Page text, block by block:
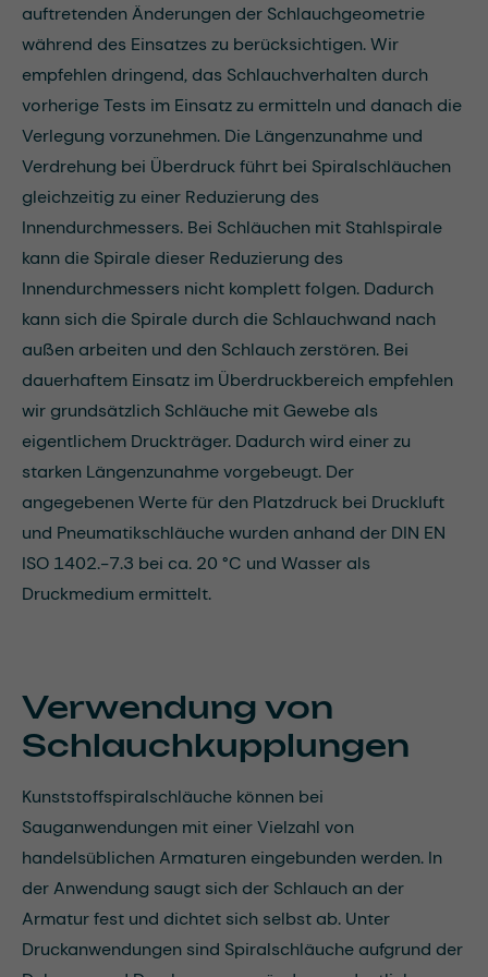
auftretenden Änderungen der Schlauchgeometrie
während des Einsatzes zu berücksichtigen. Wir
empfehlen dringend, das Schlauchverhalten durch
vorherige Tests im Einsatz zu ermitteln und danach die
Verlegung vorzunehmen. Die Längenzunahme und
Verdrehung bei Überdruck führt bei Spiralschläuchen
gleichzeitig zu einer Reduzierung des
Innendurchmessers. Bei Schläuchen mit Stahlspirale
kann die Spirale dieser Reduzierung des
Innendurchmessers nicht komplett folgen. Dadurch
kann sich die Spirale durch die Schlauchwand nach
außen arbeiten und den Schlauch zerstören. Bei
dauerhaftem Einsatz im Überdruckbereich empfehlen
wir grundsätzlich Schläuche mit Gewebe als
eigentlichem Druckträger. Dadurch wird einer zu
starken Längenzunahme vorgebeugt. Der
angegebenen Werte für den Platzdruck bei Druckluft
und Pneumatikschläuche wurden anhand der DIN EN
ISO 1402.-7.3 bei ca. 20 °C und Wasser als
Druckmedium ermittelt.
Verwendung von
Schlauchkupplungen
Kunststoffspiralschläuche können bei
Sauganwendungen mit einer Vielzahl von
handelsüblichen Armaturen eingebunden werden. In
der Anwendung saugt sich der Schlauch an der
Armatur fest und dichtet sich selbst ab. Unter
Druckanwendungen sind Spiralschläuche aufgrund der